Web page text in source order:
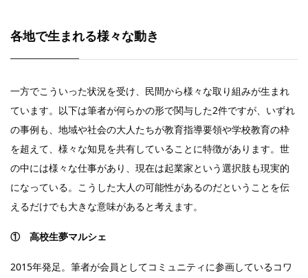
各地で生まれる様々な動き
一方でこういった状況を受け、民間から様々な取り組みが生まれ
ています。以下は筆者が何らかの形で関与した2件ですが、いずれ
の事例も、地域や社会の大人たちが教育指導要領や学校教育の枠
を超えて、様々な知見を共有していることに特徴があります。世
の中には様々な仕事があり、現在は起業家という選択肢も現実的
になっている。こうした大人の可能性があるのだということを伝
えるだけでも大きな意味があると考えます。
① 高校生夢マルシェ
2015年発足。筆者が会員としてコミュニティに参画しているコワ